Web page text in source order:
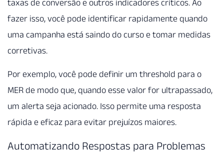
taxas de conversão e outros indicadores críticos. Ao
fazer isso, você pode identificar rapidamente quando
uma campanha está saindo do curso e tomar medidas
corretivas.
Por exemplo, você pode definir um threshold para o
MER de modo que, quando esse valor for ultrapassado,
um alerta seja acionado. Isso permite uma resposta
rápida e eficaz para evitar prejuízos maiores.
Automatizando Respostas para Problemas